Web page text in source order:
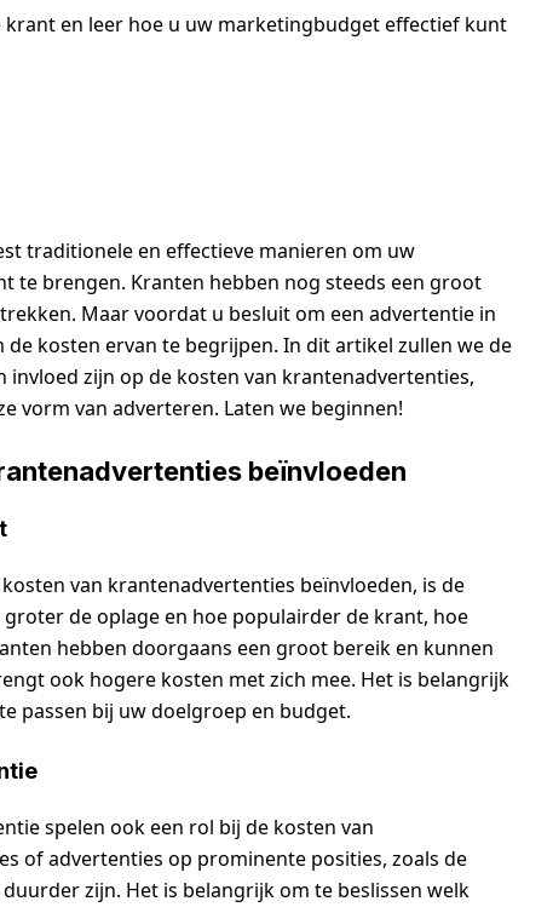
en leer hoe u uw marketingbudget effectief kunt
traditionele en effectieve manieren om uw
te brengen. Kranten hebben nog steeds een groot
Maar voordat u besluit om een advertentie in
kosten ervan te begrijpen. In dit artikel zullen we de
zijn op de kosten van krantenadvertenties,
vorm van adverteren. Laten we beginnen!
beïnvloeden
van krantenadvertenties beïnvloeden, is de
de oplage en hoe populairder de krant, hoe
hebben doorgaans een groot bereik en kunnen
ook hogere kosten met zich mee. Het is belangrijk
passen bij uw doelgroep en budget.
spelen ook een rol bij de kosten van
of advertenties op prominente posities, zoals de
zijn. Het is belangrijk om te beslissen welk